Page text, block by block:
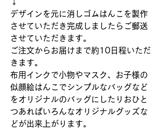
デザインを元に消しゴムはんこを製作
させていただき完成しましたらご郵送
させていただきます。
ご注文からお届けまで約10日程いただ
きます。
布用インクで小物やマスク、お子様の
似顔絵はんこでシンプルなバッグなど
をオリジナルのバッグにしたりおひと
つあればいろんなオリジナルグッズな
どが出来上がります。